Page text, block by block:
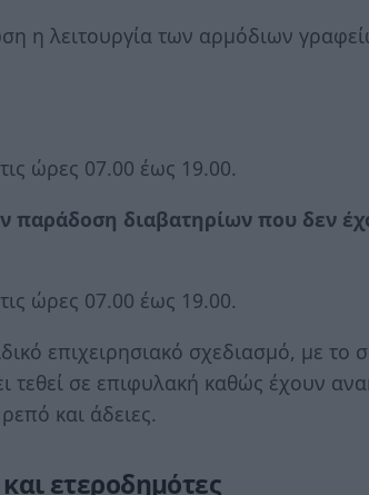
η λειτουργία των αρμόδιων
ώρες 07.00 έως 19.00.
παράδοση διαβατηρίων που δεν
ώρες 07.00 έως 19.00.
επιχειρησιακό σχεδιασμό, με το
σε επιφυλακή καθώς έχουν
και άδειες.
ετεροδημότες